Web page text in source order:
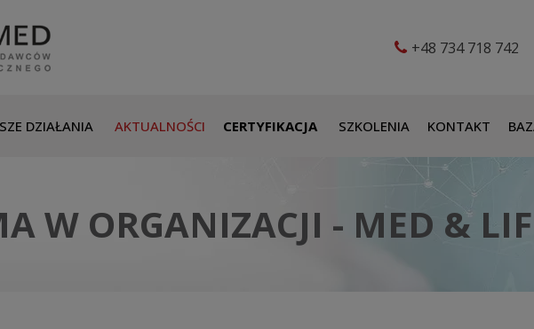
+48 734 718 742
DZIAŁANIA AKTUALNOŚCI CERTYFIKACJA SZKOLENIA KONTAKT
W ORGANIZACJI - MED &